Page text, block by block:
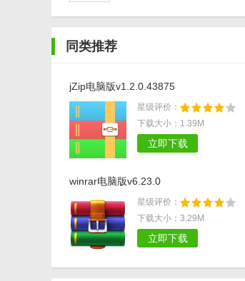
同类推荐
jZip电脑版v1.2.0.43875
星级评价：
下载大小：1.39M
立即下载
winrar电脑版v6.23.0
星级评价：
下载大小：3.29M
立即下载